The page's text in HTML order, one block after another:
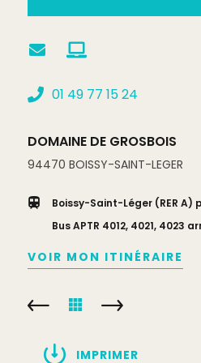
01 49 77 15 24
DOMAINE DE GROSBOIS
94470 BOISSY-SAINT-LEGER
Boissy-Saint-Léger (RER A)
Bus APTR 4012, 4021, 4023
VOIR MON ITINÉRAIRE
IMPRIMER